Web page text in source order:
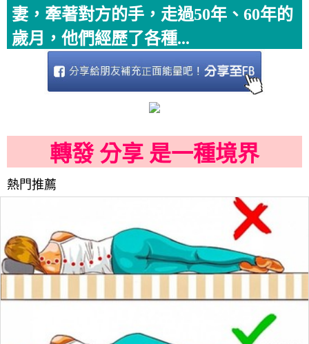
妻，牽著對方的手，走過50年、60年的
歲月，他們經歷了各種...
轉發 分享 是一種境界
熱門推薦